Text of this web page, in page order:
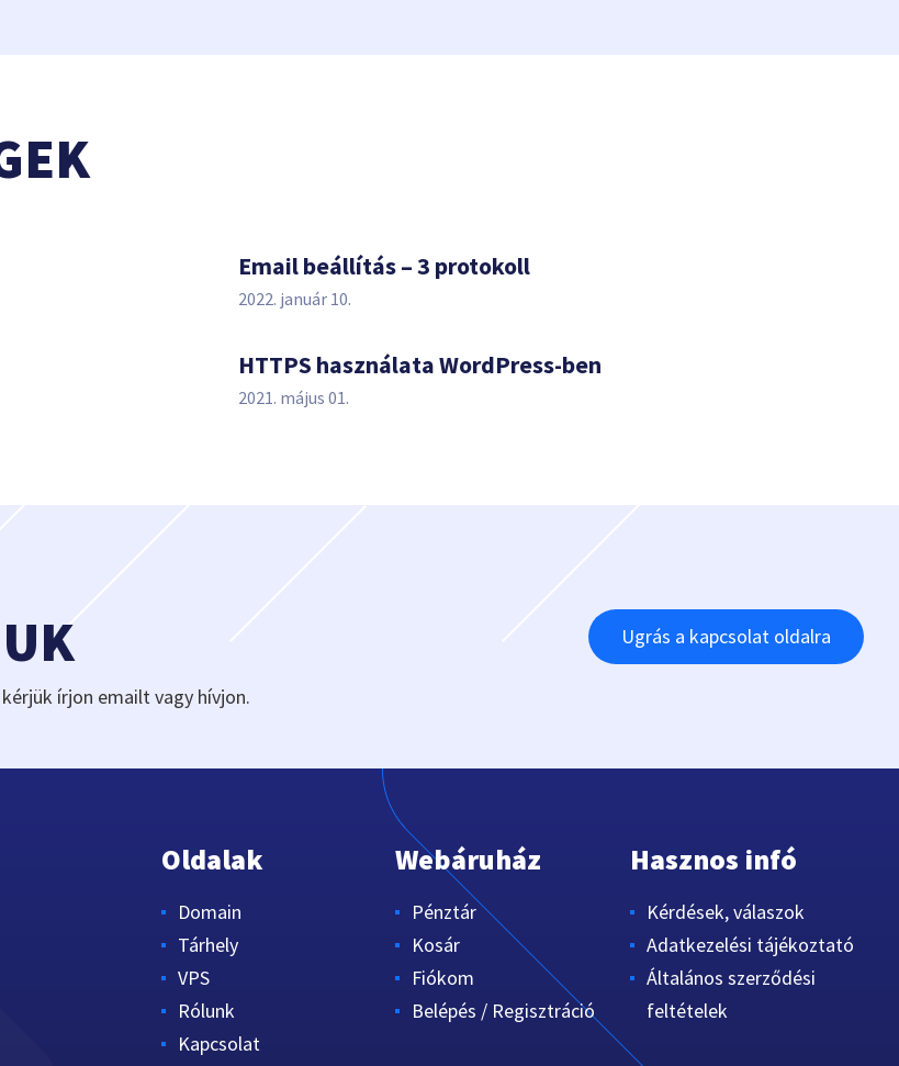
Email beállítás – 3 protokoll
2022. január 10.
HTTPS használata WordPress-ben
2021. május 01.
írjon emailt vagy hívjon.
Ugrás a kapcsolat oldalra
Oldalak
Domain
Tárhely
VPS
Rólunk
Kapcsolat
Webáruház
Pénztár
Kosár
Fiókom
Belépés / Regisztráció
Hasznos infó
Kérdések, válaszok
Adatkezelési tájékoztató
Általános szerződési
feltételek